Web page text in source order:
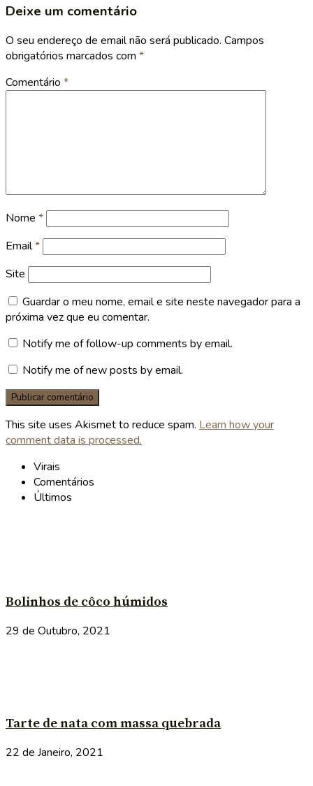
Deixe um comentário
O seu endereço de email não será publicado. Campos
obrigatórios marcados com *
Comentário *
Nome *
Email*
Site
Guardar o meu nome, email e site neste navegador para a
próxima vez que eu comentar.
Notify me of follow-up comments by email.
Notify me of new posts by email.
This site uses Akismet to reduce spam. Learn how your
comment data is processed.
Virais
Comentários
Últimos
Bolinhos de côco húmidos
29 de Outubro, 2021
Tarte de nata com massa quebrada
22 de Janeiro, 2021